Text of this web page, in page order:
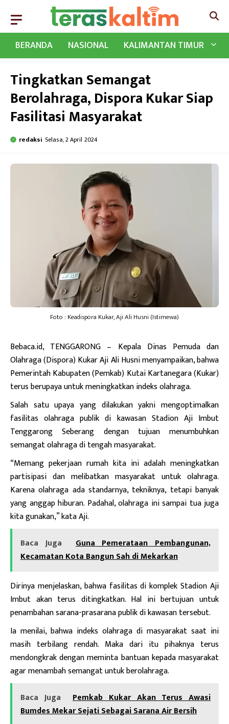
BERANDA
NASIONAL KALIMANTAN TIMUR
Tingkatkan Semangat
Berolahraga, Dispora Kukar Siap
Fasilitasi Masyarakat
redaksi Selasa, 2 April 2024
Foto : Keadispora Kukar, Aji Ali Husni (Istimewa)
Bebaca.id, TENGGARONG – Kepala Dinas Pemuda dan
Olahraga (Dispora) Kukar Aji Ali Husni menyampaikan, bahwa
Pemerintah Kabupaten (Pemkab) Kutai Kartanegara (Kukar)
terus berupaya untuk meningkatkan indeks olahraga.
Salah satu upaya yang dilakukan yakni mengoptimalkan
fasilitas olahraga publik di kawasan Stadion Aji Imbut
Tenggarong Seberang dengan tujuan menumbuhkan
semangat olahraga di tengah masyarakat.
“Memang pekerjaan rumah kita ini adalah meningkatkan
partisipasi dan melibatkan masyarakat untuk olahraga.
Karena olahraga ada standarnya, tekniknya, tetapi banyak
yang anggap hiburan. Padahal, olahraga ini sampai tua juga
kita gunakan,” kata Aji.
Baca Juga
Guna Pemerataan Pembangunan,
Kecamatan Kota Bangun Sah di Mekarkan
Dirinya menjelaskan, bahwa fasilitas di komplek Stadion Aji
Imbut akan terus ditingkatkan. Hal ini bertujuan untuk
penambahan sarana-prasarana publik di kawasan tersebut.
Ia menilai, bahwa indeks olahraga di masyarakat saat ini
masih terbilang rendah. Maka dari itu pihaknya terus
mendongkrak dengan meminta bantuan kepada masyarakat
agar menambah semangat untuk berolahraga.
Baca Juga
Pemkab Kukar Akan Terus Awasi
Bumdes Mekar Sejati Sebagai Sarana Air Bersih